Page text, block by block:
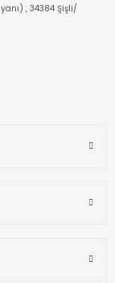
yanı) , 34384 Şişli/